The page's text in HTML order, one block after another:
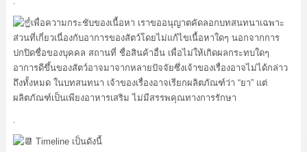
เพื่อความกระชับของเนื้อหา เราขออนุญาตคัดลอกบทสนทนาเฉพาะ
ส่วนที่เกี่ยวเนื่องกับอาการของสัตว์โดยไม่แก้ไขเนื้อหาใดๆ นอกจากการ
ปกปิดชื่อของบุคคล สถานที่ ชื่อสินค้าอื่น เพื่อไม่ให้เกิดผลกระทบใดๆ
อาการดีขึ้นของสัตว์อาจมาจากหลายปัจจัยซึ่งเจ้าของเรื่องอาจไม่ได้กล่าว
ถึงทั้งหมด ในบทสนทนา เจ้าของเรื่องอาจเรียกผลิตภัณฑ์ว่า “ยา” แต่
ผลิตภัณฑ์เป็นเพียงอาหารเสริม ไม่มีสรรพคุณทางการรักษา
.
Timeline เป็นดังนี้